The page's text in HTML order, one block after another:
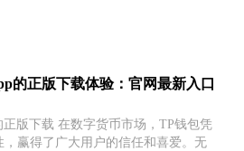
的正版下载体验：官网最新入口
版下载 在数字货币市场，TP钱包凭
赢得了广大用户的信任和喜爱。无